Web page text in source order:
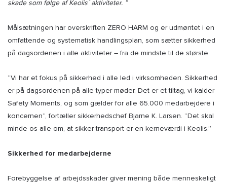
skade som følge af Keolis´ aktiviteter. ”
Målsætningen har overskriften ZERO HARM og er udmøntet i en
omfattende og systematisk handlingsplan, som sætter sikkerhed
på dagsordenen i alle aktiviteter – fra de mindste til de største.
”Vi har et fokus på sikkerhed i alle led i virksomheden. Sikkerhed
er på dagsordenen på alle typer møder. Det er et tiltag, vi kalder
Safety Moments, og som gælder for alle 65.000 medarbejdere i
koncernen”, fortæller sikkerhedschef Bjarne K. Larsen. ”Det skal
minde os alle om, at sikker transport er en kerneværdi i Keolis.”
Sikkerhed for medarbejderne
Forebyggelse af arbejdsskader giver mening både menneskeligt